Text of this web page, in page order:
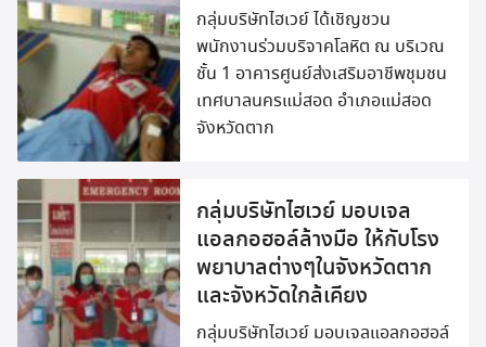
กลุ่มบริษัทไฮเวย์ ได้เชิญชวน
พนักงานร่วมบริจาคโลหิต ณ บริเวณ
ชั้น 1 อาคารศูนย์ส่งเสริมอาชีพชุมชน
เทศบาลนครแม่สอด อำเภอแม่สอด
จังหวัดตาก
กลุ่มบริษัทไฮเวย์ มอบเจล
แอลกอฮอล์ล้างมือ ให้กับโรง
พยาบาลต่างๆในจังหวัดตาก
และจังหวัดใกล้เคียง
กลุ่มบริษัทไฮเวย์ มอบเจลแอลกอฮอล์